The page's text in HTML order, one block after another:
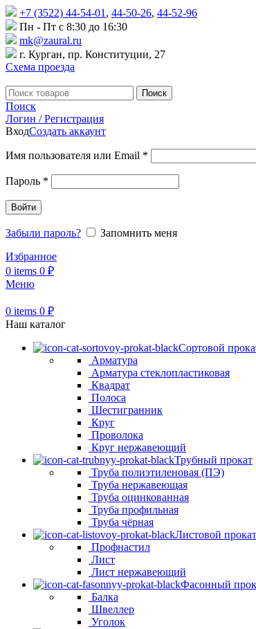
+7 (3522) 44-54-01 , 44-50-26, 44-52-96
Пн - Пт с 8:30 до 16:30
mk@zaural.ru
г. Курган, пр. Конституции, 27
Схема проезда
Поиск
Поиск
Логин / Регистрация
ВходСоздать аккаунт
Имя пользователя или Email *
Пароль *
Войти
Забыли пароль?
Запомнить меня
Избранное
0 items 0 ₽
Меню
0 items 0 ₽
Наш каталог
Сортовой
Арматура
Арматура стеклопластиковая
Квадрат
Полоса
Шестигранник
Круг
Проволока
Круг нержавеющий
Трубный прокат
Труба полиэтиленовая (ПЭ)
Труба нержавеющая
Труба оцинкованная
Труба профильная
Труба чёрная
Листовой прокат
Профнастил
Лист
Лист нержавеющий
Фасонный
Балка
Швеллер
Уголок